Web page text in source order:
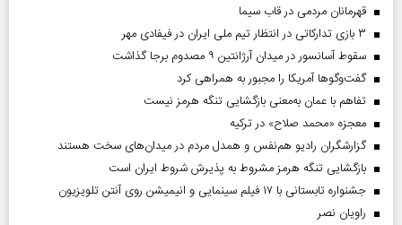
قهرمانان مردمی در قاب سیما
۳ بازی تدارکاتی در انتظار تیم ملی ایران در فیفادی مهر
سقوط آسانسور در میدان آرژانتین ۹ مصدوم برجا گذاشت
گفت‌وگوها آمریکا را مجبور به همراهی کرد
تفاهم با عمان به‌معنی بازگشایی تنگه هرمز نیست
معجزه «محمد صلاح» در ترکیه
گزارشگران رادیو هم‌نفس و همدل مردم در میدان‌های سخت هستند
بازگشایی تنگه هرمز مشروط به پذیرش شروط ایران است
جشنواره تابستانی با ۱۷ فیلم سینمایی و انیمیشن روی آنتن تلویزیون
راویان نصر